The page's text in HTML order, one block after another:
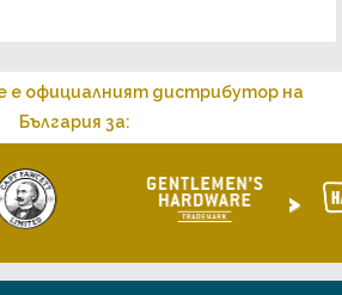
е официалният дистрибутор на
България за:
>